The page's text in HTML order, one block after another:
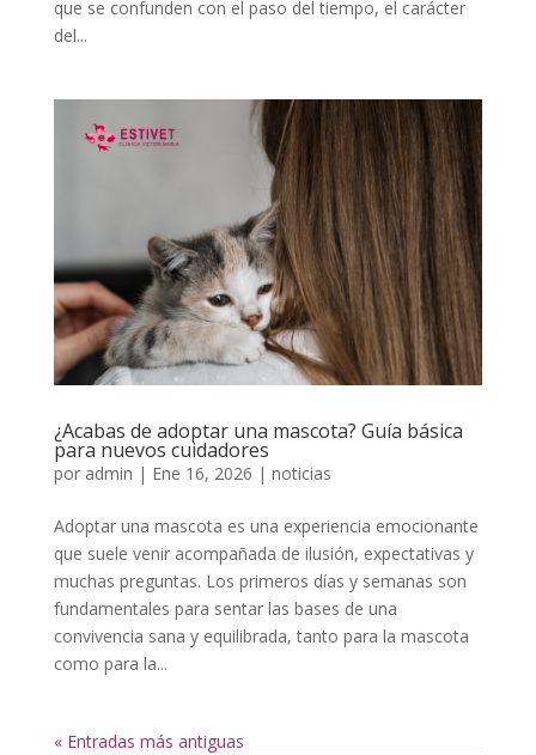
que se confunden con el paso del tiempo, el carácter
del...
¿Acabas de adoptar una mascota? Guía básica
para nuevos cuidadores
por admin | Ene 16, 2026 | noticias
Adoptar una mascota es una experiencia emocionante
que suele venir acompañada de ilusión, expectativas y
muchas preguntas. Los primeros días y semanas son
fundamentales para sentar las bases de una
convivencia sana y equilibrada, tanto para la mascota
como para la...
« Entradas más antiguas